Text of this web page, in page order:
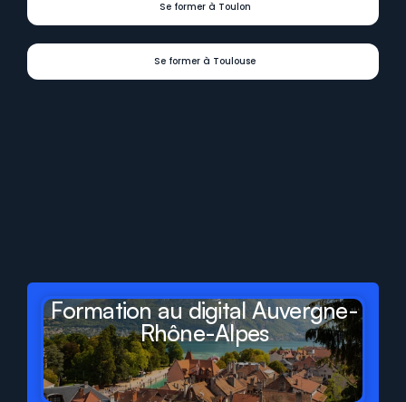
Se former à Toulon
Se former à Toulouse
deFrance
Formation au digital Auvergne-
Rhône-Alpes